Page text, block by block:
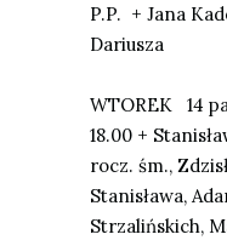
P.P. + Jana
Dariusza
WTOREK 14
18.00 +
rocz. śm.,
Stanisława,
Strzalińskich,